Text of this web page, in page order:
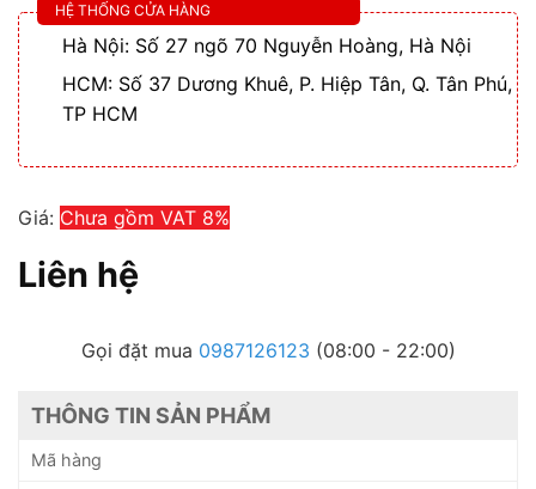
HỆ THỐNG CỬA HÀNG
Hà Nội: Số 27 ngõ 70 Nguyễn Hoàng, Hà Nội
HCM: Số 37 Dương Khuê, P. Hiệp Tân, Q. Tân Phú,
TP HCM
Giá: Chưa gồm VAT 8%
Liên hệ
Gọi đặt mua 0987126123 (08:00 - 22:00)
THÔNG TIN SẢN PHẨM
Mã hàng